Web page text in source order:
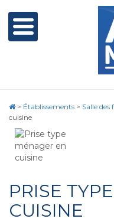
> Établissements > Salle des
cuisine
PRISE
CUISINE